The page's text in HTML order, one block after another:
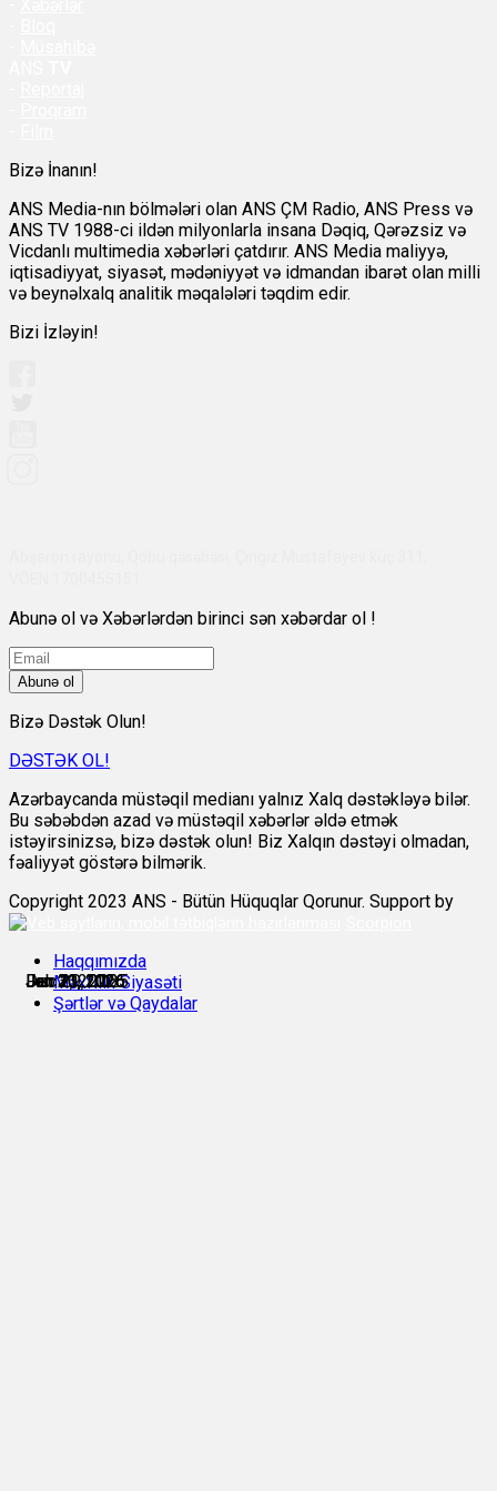
Dec 29, 2025
Jan 20, 2026
Jan 21, 2026
Jan 30, 2026
Jan 31, 2026
Feb 2, 2026
Bizə İnanın!
ANS Media-nın bölmələri olan ANS ÇM Radio, ANS Press və
ANS TV 1988-ci ildən milyonlarla insana Dəqiq, Qərəzsiz və
Vicdanlı multimedia xəbərləri çatdırır. ANS Media maliyyə,
iqtisadiyyat, siyasət, mədəniyyət və idmandan ibarət olan milli
və beynəlxalq analitik məqalələri təqdim edir.
Bizi İzləyin!
Abunə ol və Xəbərlərdən birinci sən xəbərdar ol !
Abunə ol
Bizə Dəstək Olun!
DƏSTƏK OL!
Azərbaycanda müstəqil medianı yalnız Xalq dəstəkləyə bilər.
Bu səbəbdən azad və müstəqil xəbərlər əldə etmək
istəyirsinizsə, bizə dəstək olun! Biz Xalqın dəstəyi olmadan,
fəaliyyət göstərə bilmərik.
Copyright 2023 ANS - Bütün Hüquqlar Qorunur. Support by
Haqqımızda
Məxfilik Siyasəti
Şərtlər və Qaydalar